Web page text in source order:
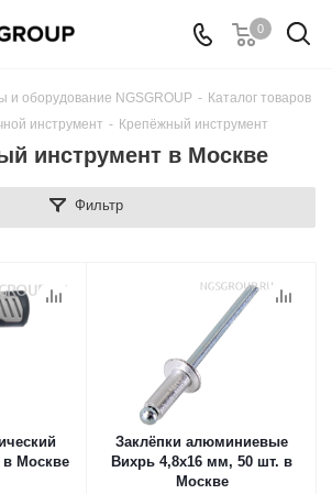
0
оборудование NGSGROUP - Каталог товаров
инструмент - Крепёжный инструмент
инструмент в Москве
Фильтр
в Москве
Заклёпки алюминиевые
Вихрь 4,8х16 мм, 50 шт. в
Москве